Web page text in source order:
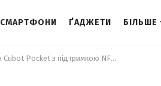
СМАРТФОНИ ҐАДЖЕТИ БІЛЬШЕ
Для любителів компактних розмірів: смартфон Cubot Pocket з підтримкою NFC надійшов у продаж